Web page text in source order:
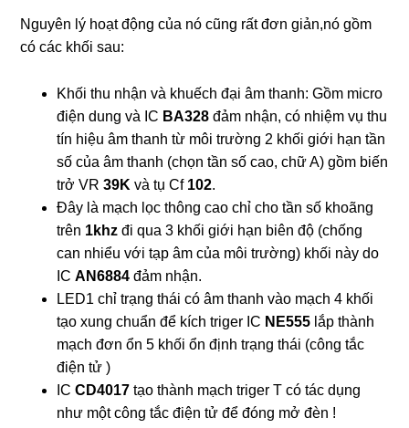
Nguyên lý hoạt động của nó cũng rất đơn giản,nó gồm
có các khối sau:
Khối thu nhận và khuếch đại âm thanh: Gồm micro
điện dung và IC BA328 đảm nhận, có nhiệm vụ thu
tín hiệu âm thanh từ môi trường 2 khối giới hạn tần
số của âm thanh (chọn tần số cao, chữ A) gồm biến
trở VR39K và tụ Cf 102.
Đây là mạch lọc thông cao chỉ cho tần số khoãng
trên 1khz đi qua 3 khối giới hạn biên độ (chống
can nhiểu với tạp âm của môi trường) khối này do
ICAN6884 đảm nhận.
LED1 chỉ trạng thái có âm thanh vào mạch 4 khối
tạo xung chuẩn để kích triger IC NE555 lắp thành
mạch đơn ổn 5 khối ổn định trạng thái (công tắc
điện tử )
ICCD4017 tạo thành mạch triger T có tác dụng
như một công tắc điện tử để đóng mở đèn !